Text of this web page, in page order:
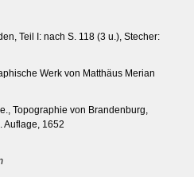
Teil I: nach S. 118 (3 u.), Stecher:
Werk von Matthäus Merian
Topographie von Brandenburg,
Auflage, 1652